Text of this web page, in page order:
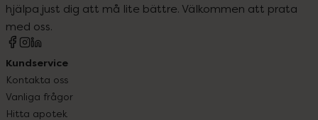
hjälpa just dig att må lite bättre. Välkommen att prata
med oss.
Kundservice
Kontakta oss
Vanliga frågor
Hitta apotek